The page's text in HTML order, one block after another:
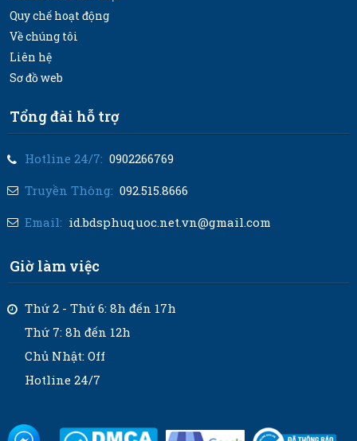
Quy chế hoạt động
Về chúng tôi
Liên hệ
Sơ đồ web
Tổng đài hỗ trợ
Hotline 24/7: 0902266769
Truyền Thông: 092.515.8666
Email: id.bdsphuquoc.net.vn@gmail.com
Giờ làm việc
Thứ 2 - Thứ 6: 8h đến 17h
Thứ 7: 8h đến 12h
Chủ Nhật: Off
Hotline 24/7